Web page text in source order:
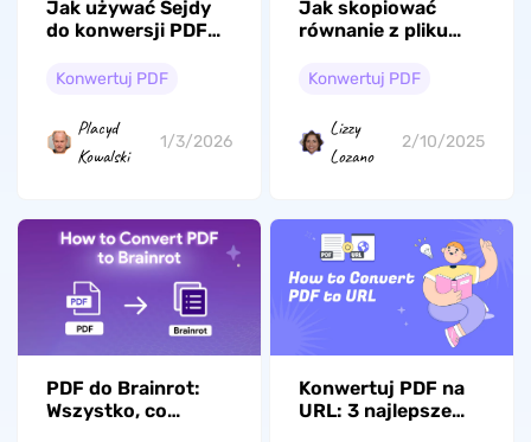
Jak używać Sejdy
do konwersji PDF
desktop):
Konwertuj PDF
Placyd
Kowalski
1/3/2026
Jak skopiować
równanie z pliku
Word? (Kompletny
Konwertuj PDF
Lizzy
Lozano
2/10/2025
PDF do Brainrot:
Wszystko, co
Konwertuj PDF na
URL: 3 najlepsze